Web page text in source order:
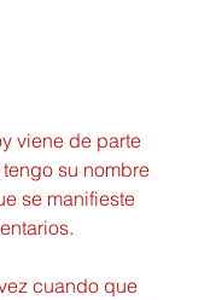
viene de parte
su nombre
se manifieste
cuando que